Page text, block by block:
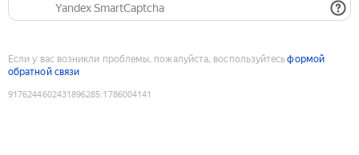
Yandex SmartCaptcha
Если у вас возникли проблемы, пожалуйста, воспользуйтесьформой
обратной связи
9176244602431896285:1786004141